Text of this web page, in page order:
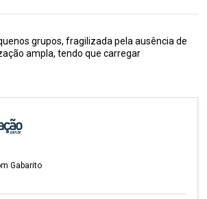
grupos, fragilizada pela ausência de
ampla, tendo que carregar
Gabarito